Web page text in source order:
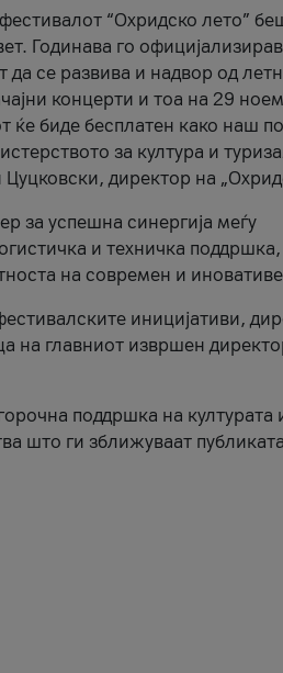
“Охридско лето”
Годинава го
се развива и надвор од
концерти и тоа на 29
биде бесплатен како наш
за култура и
директор на
за успешна синергија меѓу
и техничка поддршка,
на современ и
иницијативи,
на главниот извршен
поддршка на културата
што ги зближуваат